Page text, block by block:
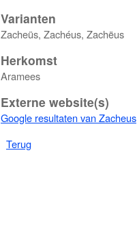
Varianten
Zacheüs, Zachéus, Zachëus
Herkomst
Aramees
Externe website(s)
Google resultaten van Zacheus
Terug